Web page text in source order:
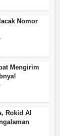
Nomor
Mengirim
Rokid AI